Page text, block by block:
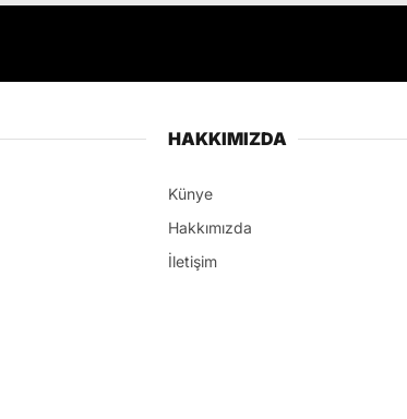
HAKKIMIZDA
Künye
Hakkımızda
İletişim